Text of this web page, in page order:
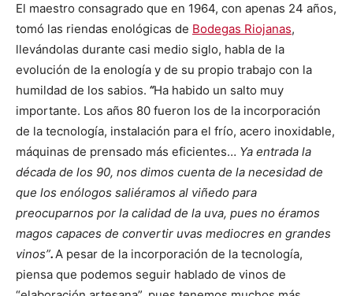
El maestro consagrado que en 1964, con apenas 24 años,
tomó las riendas enológicas de Bodegas Riojanas,
llevándolas durante casi medio siglo, habla de la
evolución de la enología y de su propio trabajo con la
humildad de los sabios. “Ha habido un salto muy
importante. Los años 80 fueron los de la incorporación
de la tecnología, instalación para el frío, acero inoxidable,
máquinas de prensado más eficientes… Ya entrada la
década de los 90, nos dimos cuenta de la necesidad de
que los enólogos saliéramos al viñedo para
preocuparnos por la calidad de la uva, pues no éramos
magos capaces de convertir uvas mediocres en grandes
vinos”.A pesar de la incorporación de la tecnología,
piensa que podemos seguir hablado de vinos de